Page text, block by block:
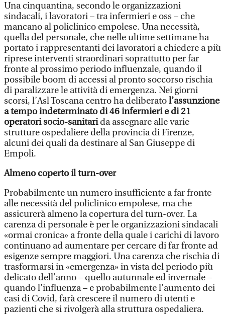
Una cinquantina, secondo le organizzazioni
sindacali, i lavoratori – tra infermieri e oss – che
mancano al policlinico empolese. Una necessità,
quella del personale, che nelle ultime settimane ha
portato i rappresentanti dei lavoratori a chiedere a più
riprese interventi straordinari soprattutto per far
fronte al prossimo periodo influenzale, quando il
possibile boom di accessi al pronto soccorso rischia
di paralizzare le attività di emergenza. Nei giorni
scorsi, l’Asl Toscana centro ha deliberatol’assunzione
a tempo indeterminato di 46 infermieri e di 21
operatori socio-sanitarida assegnare alle varie
strutture ospedaliere della provincia di Firenze,
alcuni dei quali da destinare al San Giuseppe di
Empoli.
Almeno coperto il turn-over
Probabilmente un numero insufficiente a far fronte
alle necessità del policlinico empolese, ma che
assicurerà almeno la copertura del turn-over. La
carenza di personale è per le organizzazioni sindacali
«ormai cronica» a fronte della quale i carichi di lavoro
continuano ad aumentare per cercare di far fronte ad
esigenze sempre maggiori. Una carenza che rischia di
trasformarsi in «emergenza» in vista del periodo più
delicato dell’anno – quello autunnale ed invernale –
quando l’influenza – e probabilmente l’aumento dei
casi di Covid, farà crescere il numero di utenti e
pazienti che si rivolgerà alla struttura ospedaliera.